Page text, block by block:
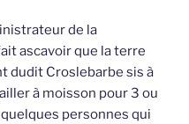
de la
ascavoir que la terre
dudit Croslebarbe sis à
à moisson pour 3 ou
quelques personnes qui